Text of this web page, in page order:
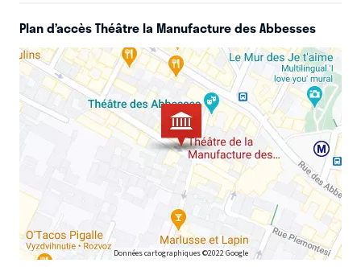
Plan d’accès Théâtre la Manufacture des Abbesses
Données cartographiques ©2022 Google